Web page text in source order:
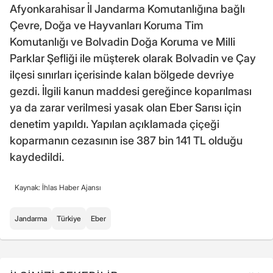
Afyonkarahisar İl Jandarma Komutanlığına bağlı
Çevre, Doğa ve Hayvanları Koruma Tim
Komutanlığı ve Bolvadin Doğa Koruma ve Milli
Parklar Şefliği ile müşterek olarak Bolvadin ve Çay
ilçesi sınırları içerisinde kalan bölgede devriye
gezdi. İlgili kanun maddesi gereğince koparılması
ya da zarar verilmesi yasak olan Eber Sarısı için
denetim yapıldı. Yapılan açıklamada çiçeği
koparmanın cezasının ise 387 bin 141 TL olduğu
kaydedildi.
Kaynak: İhlas Haber Ajansı
Jandarma Türkiye Eber